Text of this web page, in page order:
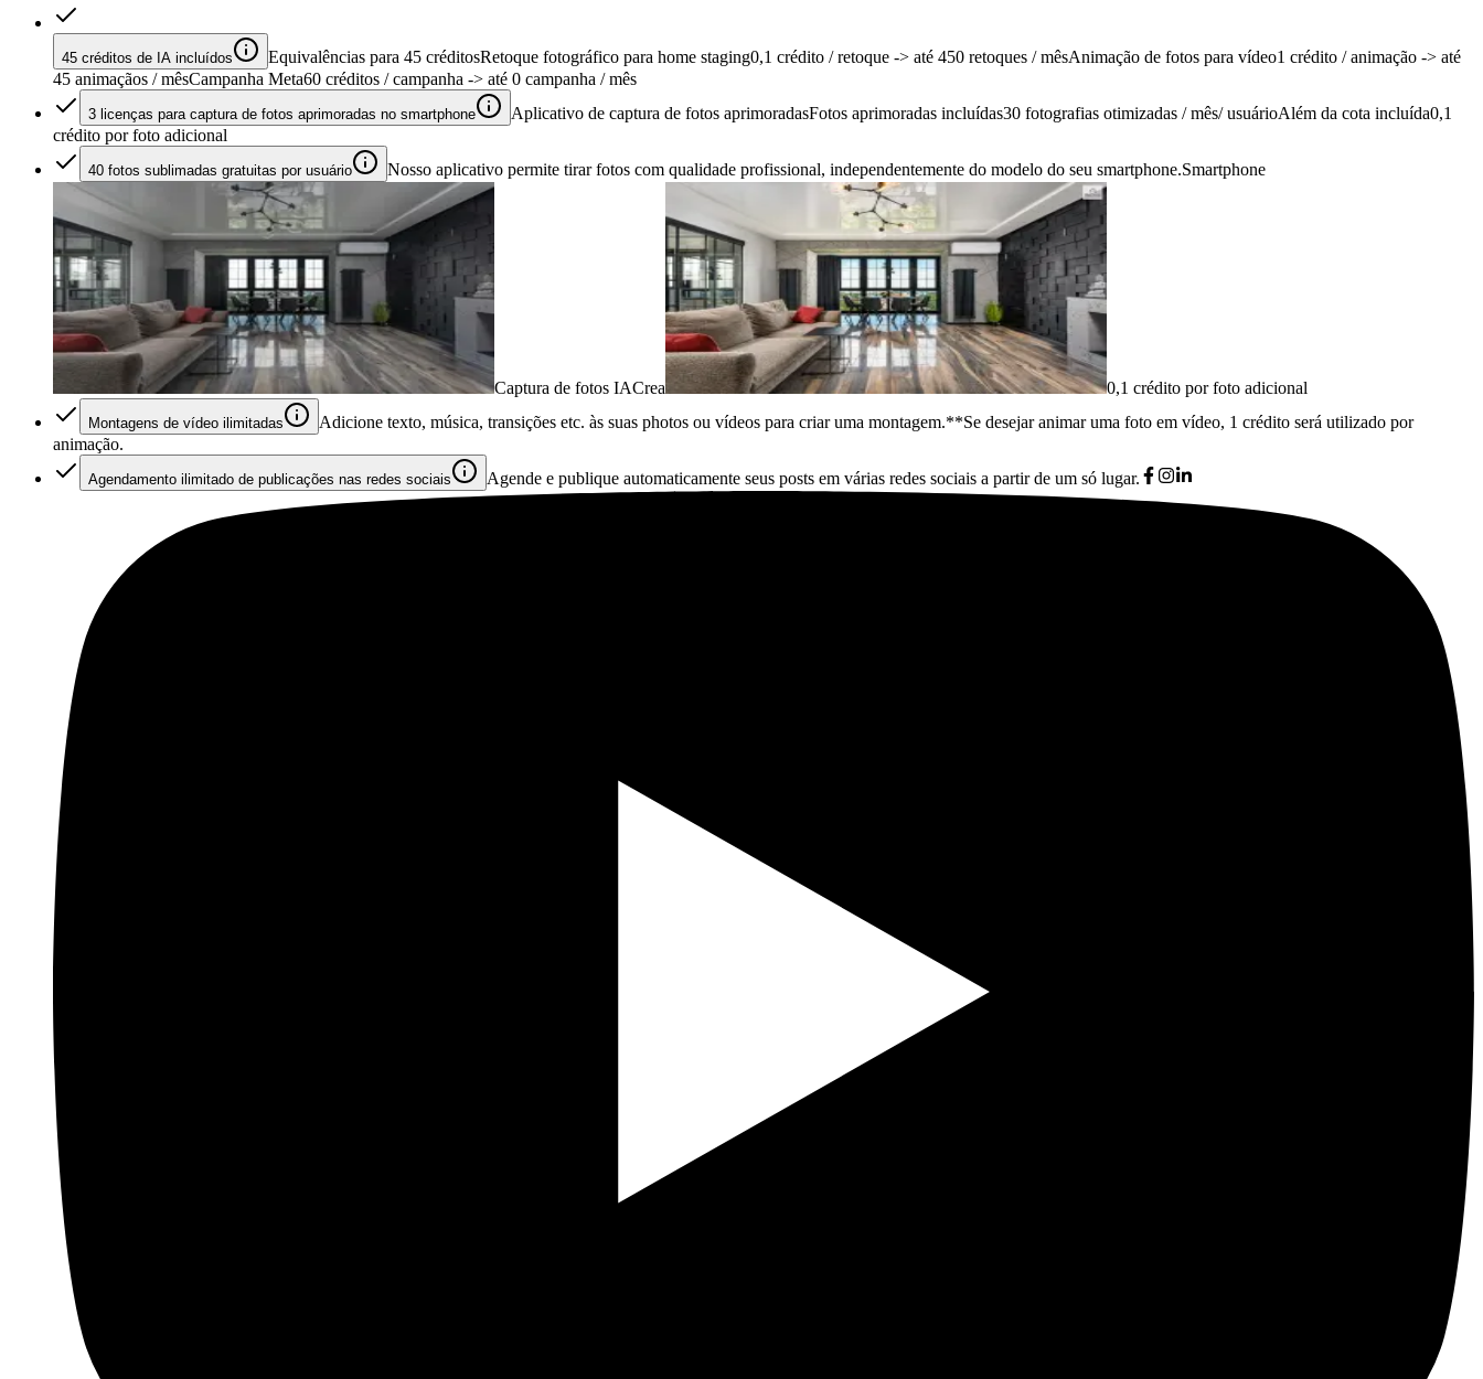
45 créditos de IA incluídos Equivalências para 45 créditosRetoque fotográfico para home staging0,1 crédito / retoque -> até 450 retoques / mêsAnimação de fotos para vídeo1 crédito / animação -> até
45 animaçãos / mêsCampanha Meta60 créditos / campanha -> até 0 campanha / mês
3 licenças para captura de fotos aprimoradas no smartphone Aplicativo de captura de fotos aprimoradasFotos aprimoradas incluídas30 fotografias otimizadas / mês/ usuárioAlém da cota incluída0,1
crédito por foto adicional
40 fotos sublimadas gratuitas por usuário Nosso aplicativo permite tirar fotos com qualidade profissional, independentemente do modelo do seu smartphone.Smartphone
Captura de fotos IACrea 0,1 crédito por foto adicional
Montagens de vídeo ilimitadas Adicione texto, música, transições etc. às suas photos ou vídeos para criar uma montagem.**Se desejar animar uma foto em vídeo, 1 crédito será utilizado por
animação.
Agendamento ilimitado de publicações nas redes sociais Agende e publique automaticamente seus posts em várias redes sociais a partir de um só lugar.